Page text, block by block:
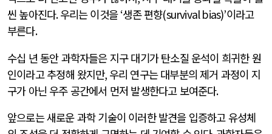
씬 높아진다.우리는 이것을‘생존 편향(survival bias)’이라고
부른다.
수십 년 동안 과학자들은 지구 대기가 탄소질 운석이 희귀한 원
인이라고 추정해 왔지만, 우리 연구는 대부분의 제거 과정이 지
구가 아닌 우주 공간에서 먼저 발생한다고 보여준다.
앞으로는 새로운 과학 기술이 이러한 발견을 입증하고 유성체